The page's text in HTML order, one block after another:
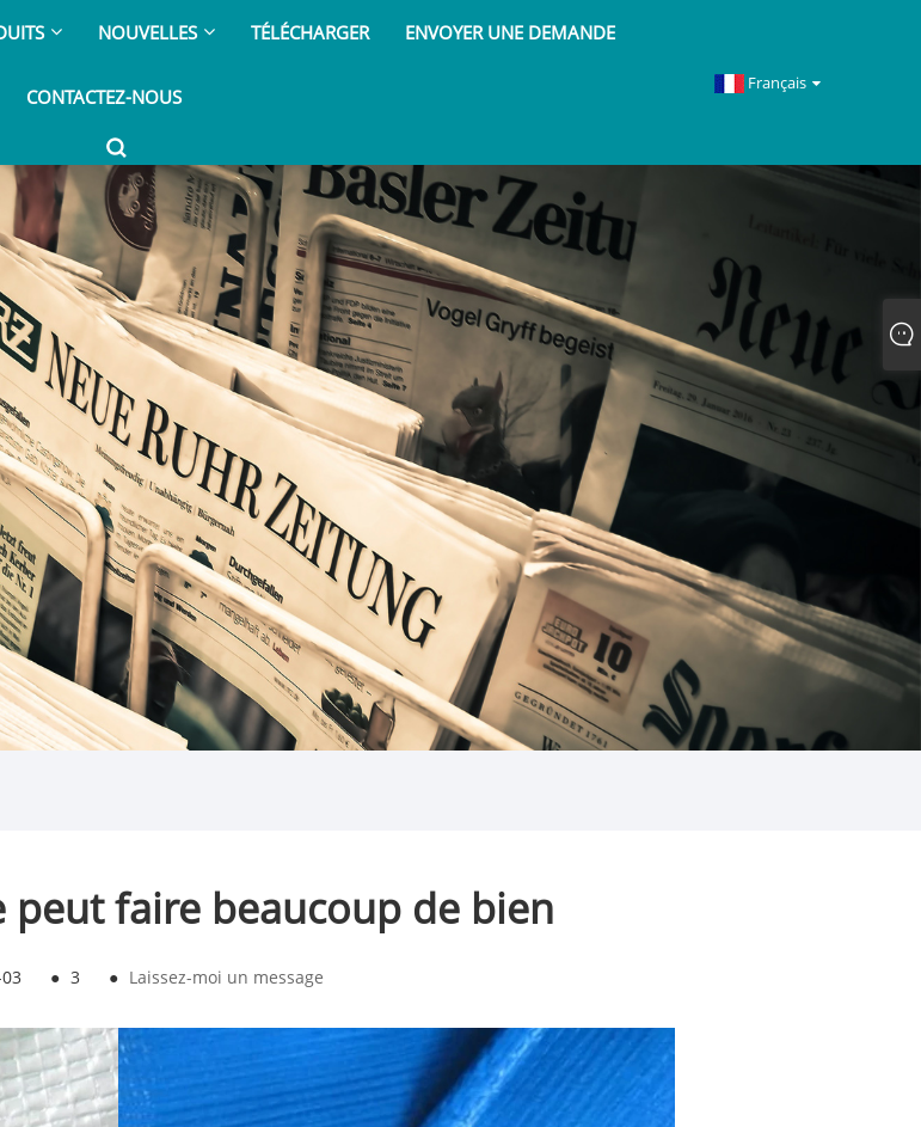
NOUVELLES TÉLÉCHARGER ENVOYER UNE DEMANDE
CONTACTEZ-NOUS
Français
peut faire beaucoup de bien
● 3 ● Laissez-moi un message